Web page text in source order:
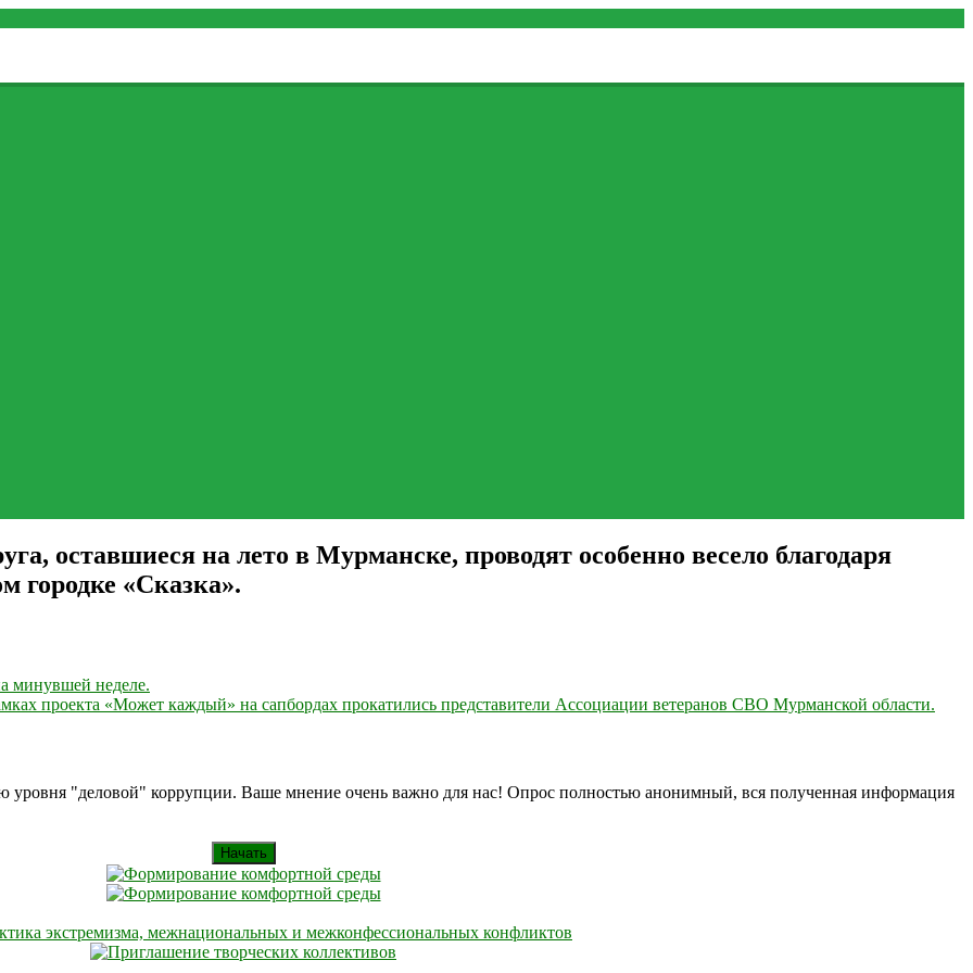
оставшиеся на лето в Мурманске, проводят особенно весело благодаря
городке «Сказка».
минувшей неделе.
проекта «Может каждый» на сапбордах прокатились представители Ассоциации ветеранов СВО Мурманской области.
уровня "деловой" коррупции. Ваше мнение очень важно для нас! Опрос полностью анонимный, вся полученная информация
Начать